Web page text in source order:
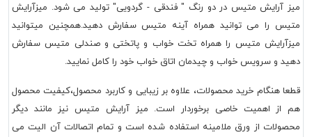
میز آرایش متیس در دو رنگ " فندقی - گردویی" تولید می شود. میزآرایش
متیس را می توانید همراه آینه متیس سفارش دهید.همچنین میتوانید
میزآرایش متیس را همراه تخت خواب و پاتختی و صندلی متیس سفارش
دهید و سرویس خواب و چیدمان اتاق خواب خود را کامل نمایید.
قطعا هنگام خرید محصولات، علاوه بر زیبایی و کاربرد محصول،کیفیت محصول
هم از اهمیت خاصی برخوردار است. میز آرایش متیس نیز مانند دیگر
محصولات از ورق ملامینه استفاده شده است و تمام اتصالات آن الیت می